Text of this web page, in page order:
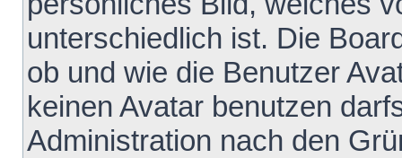
unterschiedlich ist. Die
ob und wie die Benutzer
keinen Avatar benutzen
Administration nach den